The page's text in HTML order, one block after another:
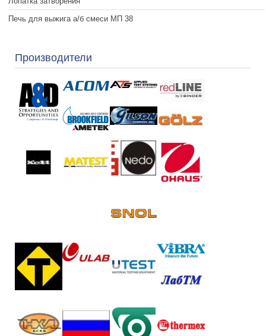
Печь для выжига а/б смеси МП 38
Производители